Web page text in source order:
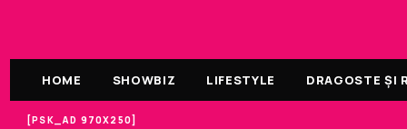
HOME SHOWBIZ LIFESTYLE DRAGOSTE ȘI
[PSK_AD 970X250]